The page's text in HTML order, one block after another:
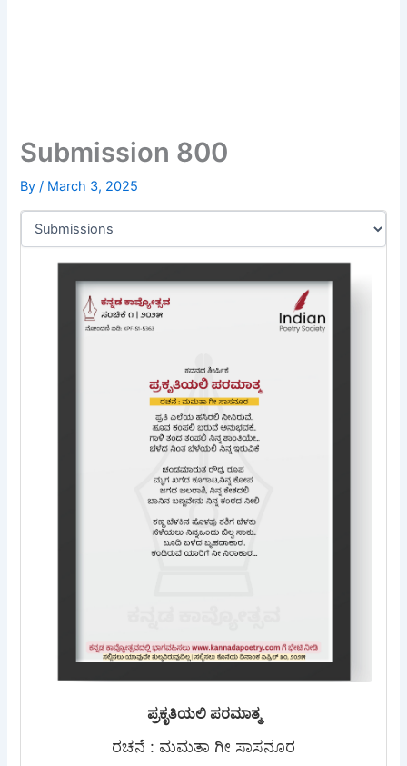
Submission 800
By/ March 3, 2025
ಪ್ರಕೃತಿಯಲಿ ಪರಮಾತ್ಮ
ರಚನೆ : ಮಮತಾ ಗೀ ಸಾಸನೂರ